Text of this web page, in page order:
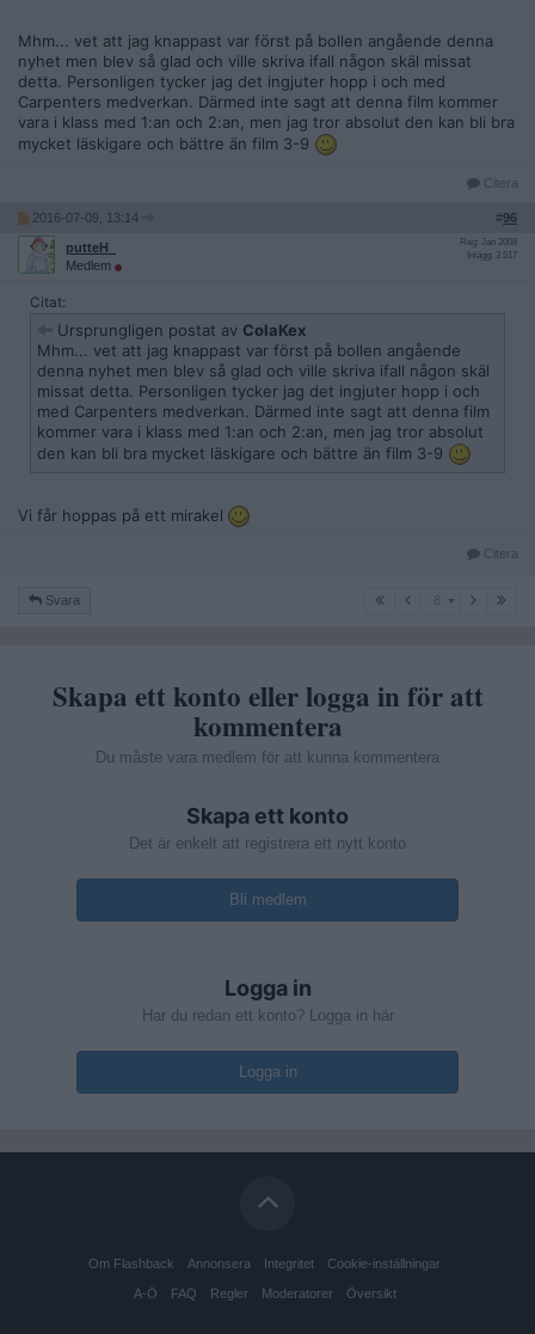
Mhm... vet att jag knappast var först på bollen angående denna
nyhet men blev så glad och ville skriva ifall någon skäl missat
detta. Personligen tycker jag det ingjuter hopp i och med
Carpenters medverkan. Därmed inte sagt att denna film kommer
vara i klass med 1:an och 2:an, men jag tror absolut den kan bli bra
mycket läskigare och bättre än film 3-9
Citera
2016-07-09, 13:14 #96
putteH_
Medlem
Reg: Jan 2008
Inlägg: 3 517
Citat:
Ursprungligen postat av ColaKex
Mhm... vet att jag knappast var först på bollen angående
denna nyhet men blev så glad och ville skriva ifall någon skäl
missat detta. Personligen tycker jag det ingjuter hopp i och
med Carpenters medverkan. Därmed inte sagt att denna film
kommer vara i klass med 1:an och 2:an, men jag tror absolut
den kan bli bra mycket läskigare och bättre än film 3-9
Vi får hoppas på ett mirakel
Citera
Svara
Skapa ett konto eller logga in för att
kommentera
Du måste vara medlem för att kunna kommentera
Skapa ett konto
Det är enkelt att registrera ett nytt konto
Bli medlem
Logga in
Har du redan ett konto? Logga in här
Logga in
Om Flashback Annonsera Integritet Cookie-inställningar
A-Ö FAQ Regler Moderatorer Översikt